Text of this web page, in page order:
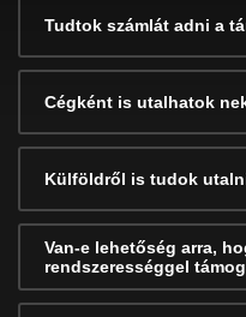
Tudtok számlát adni a
Cégként is utalhatok
Külföldről is tudok
Van-e lehetőség arra,
rendszerességgel